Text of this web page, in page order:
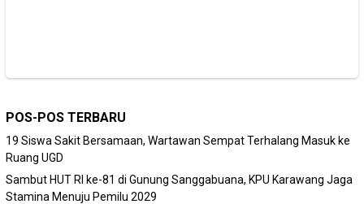
POS-POS TERBARU
19 Siswa Sakit Bersamaan, Wartawan Sempat Terhalang Masuk ke
Ruang UGD
Sambut HUT RI ke-81 di Gunung Sanggabuana, KPU Karawang Jaga
Stamina Menuju Pemilu 2029